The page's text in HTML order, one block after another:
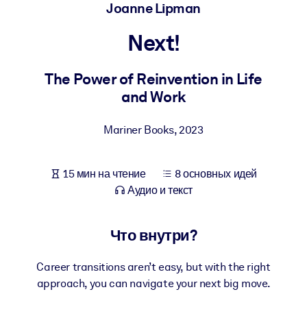
Интегрируйте краткие проверенные знания в вашу LMS/LXP для
лучших результатов обучения.
Для корпоративных библиотек
Joanne Lipman
Next!
The Power of Reinvention in Life
and Work
Mariner Books,2023
15 мин на чтение
8 основных идей
Аудио и текст
Что внутри?
Career transitions aren’t easy, but with the right
approach, you can navigate your next big move.